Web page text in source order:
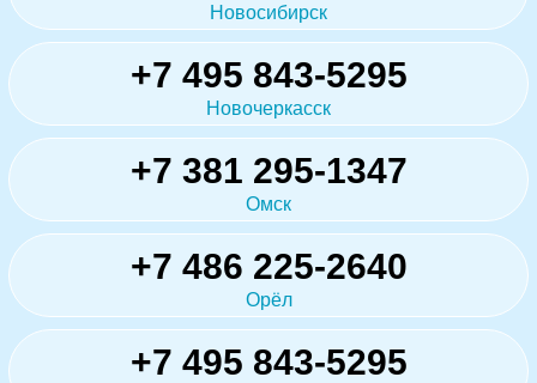
Новосибирск
+7 495 843-5295
Новочеркасск
+7 381 295-1347
Омск
+7 486 225-2640
Орёл
+7 495 843-5295